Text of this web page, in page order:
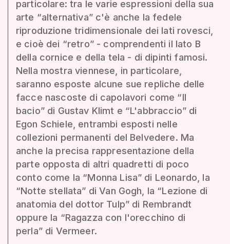
particolare: tra le varie espressioni della sua
arte “alternativa” c'è anche la fedele
riproduzione tridimensionale dei lati rovesci,
e cioè dei “retro” - comprendenti il lato B
della cornice e della tela - di dipinti famosi.
Nella mostra viennese, in particolare,
saranno esposte alcune sue repliche delle
facce nascoste di capolavori come “Il
bacio” di Gustav Klimt e “L'abbraccio” di
Egon Schiele, entrambi esposti nelle
collezioni permanenti del Belvedere. Ma
anche la precisa rappresentazione della
parte opposta di altri quadretti di poco
conto come la “Monna Lisa” di Leonardo, la
“Notte stellata” di Van Gogh, la “Lezione di
anatomia del dottor Tulp” di Rembrandt
oppure la “Ragazza con l'orecchino di
perla” di Vermeer.